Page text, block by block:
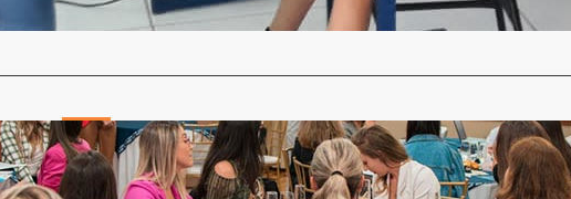
Read More…
Geral
ACISAP realiza evento Lidera: Mulheres e Negócios em
pareceria com SEBRAE